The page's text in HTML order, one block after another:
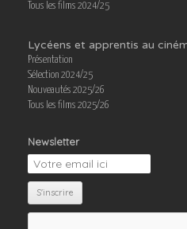
Tous les films 2024/25
Lycéens et apprentis au
Présentation
Sélection 2024/25
Nouveautés 2025/26
Tous les films 2025/26
Newsletter